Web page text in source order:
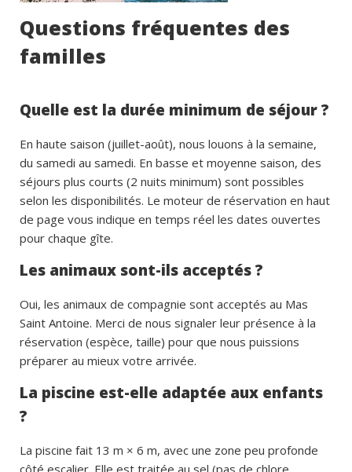
Questions fréquentes des
familles
Quelle est la durée minimum de séjour ?
En haute saison (juillet-août), nous louons à la semaine,
du samedi au samedi. En basse et moyenne saison, des
séjours plus courts (2 nuits minimum) sont possibles
selon les disponibilités. Le moteur de réservation en haut
de page vous indique en temps réel les dates ouvertes
pour chaque gîte.
Les animaux sont-ils acceptés ?
Oui, les animaux de compagnie sont acceptés au Mas
Saint Antoine. Merci de nous signaler leur présence à la
réservation (espèce, taille) pour que nous puissions
préparer au mieux votre arrivée.
La piscine est-elle adaptée aux enfants
?
La piscine fait 13 m × 6 m, avec une zone peu profonde